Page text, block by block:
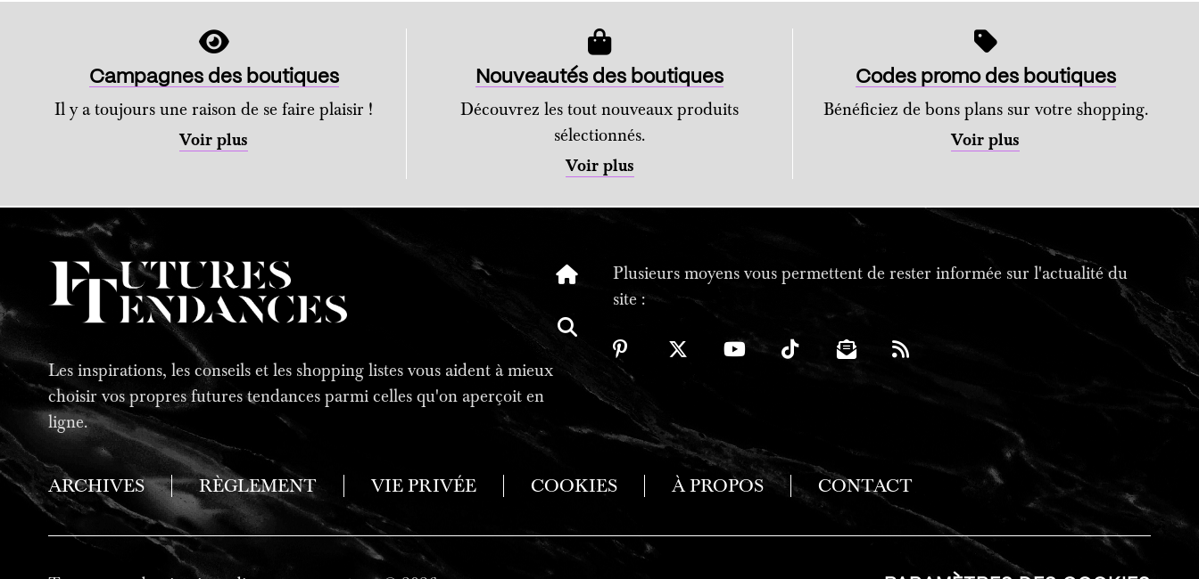
Campagnes des boutiques
Il y a toujours une raison de se faire plaisir !
Voir plus
Nouveautés des boutiques
Découvrez les tout nouveaux produits
sélectionnés.
Voir plus
Codes promo des boutiques
Bénéficiez de bons plans sur votre shopping.
Voir plus
Les inspirations, les conseils et les shopping listes vous aident à mieux
choisir vos propres futures tendances parmi celles qu'on aperçoit en
ligne.
Plusieurs moyens vous permettent de rester informée sur l'actualité du
site :
ARCHIVES RÈGLEMENT VIE PRIVÉE COOKIES À PROPOS CONTACT